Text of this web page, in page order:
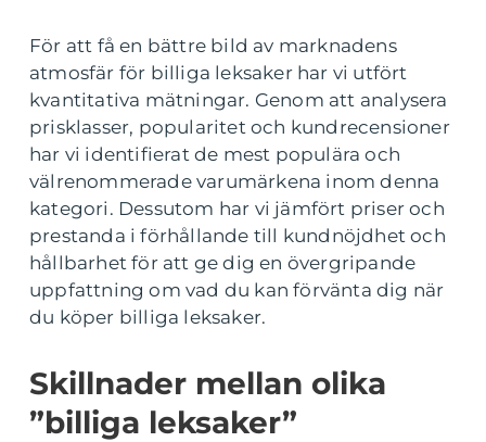
För att få en bättre bild av marknadens
atmosfär för billiga leksaker har vi utfört
kvantitativa mätningar. Genom att analysera
prisklasser, popularitet och kundrecensioner
har vi identifierat de mest populära och
välrenommerade varumärkena inom denna
kategori. Dessutom har vi jämfört priser och
prestanda i förhållande till kundnöjdhet och
hållbarhet för att ge dig en övergripande
uppfattning om vad du kan förvänta dig när
du köper billiga leksaker.
Skillnader mellan olika
”billiga leksaker”